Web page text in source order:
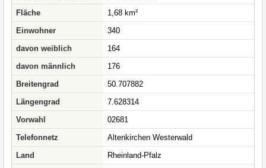
Fläche
1,68 km²
Einwohner
340
davon weiblich
164
davon männlich
176
Breitengrad
50.707882
Längengrad
7.628314
Vorwahl
02681
Telefonnetz
Altenkirchen Westerwald
Land
Rheinland-Pfalz